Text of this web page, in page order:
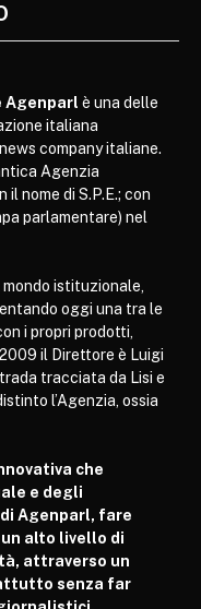
Agenparl è una delle
italiana
company italiane.
Agenzia
nome di S.P.E.; con
parlamentare) nel
istituzionale,
oggi una tra le
i propri prodotti,
il Direttore è Luigi
tracciata da Lisi e
l’Agenzia, ossia
che
e degli
Agenparl, fare
alto livello di
attraverso un
senza far